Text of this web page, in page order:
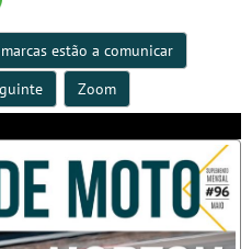
estão a comunicar
Zoom